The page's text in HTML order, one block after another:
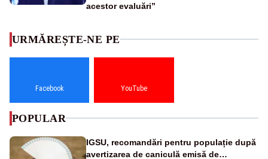
acestor evaluări”
URMĂREȘTE-NE PE
Facebook YouTube
POPULAR
IGSU, recomandări pentru populație după
avertizarea de caniculă emisă de